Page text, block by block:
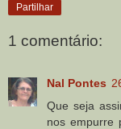
Partilhar
1 comentário:
Nal Pontes
Que seja
nos empurre